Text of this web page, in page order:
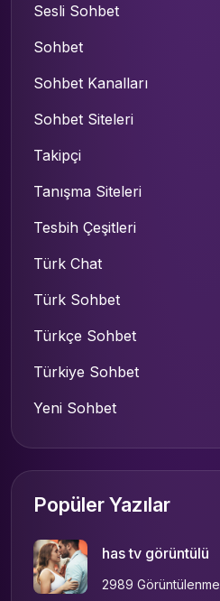
Sesli Sohbet
Sohbet
Sohbet Kanalları
Sohbet Siteleri
Takipçi
Tanışma Siteleri
Tesbih Çeşitleri
Türk Chat
Türk Sohbet
Türkçe Sohbet
Türkiye Sohbet
Yeni Sohbet
Popüler Yazılar
has tv görüntülü
2989 Görüntülenme